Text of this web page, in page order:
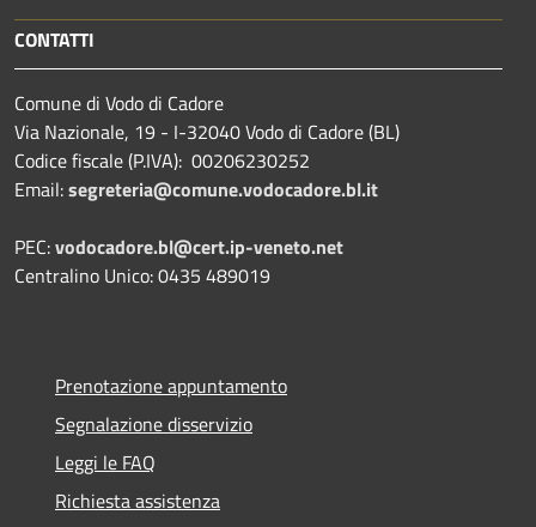
CONTATTI
Comune di Vodo di Cadore
Via Nazionale, 19 - I-32040 Vodo di Cadore (BL)
Codice fiscale (P.IVA): 00206230252
Email:segreteria@comune.vodocadore.bl.it
PEC:vodocadore.bl@cert.ip-veneto.net
Centralino Unico: 0435 489019
Prenotazione appuntamento
Segnalazione disservizio
Leggi le FAQ
Richiesta assistenza